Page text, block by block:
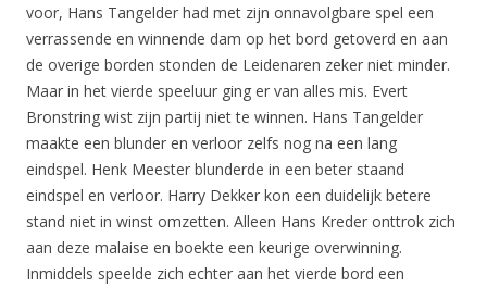
voor, Hans Tangelder had met zijn onnavolgbare spel een
verrassende en winnende dam op het bord getoverd en aan
de overige borden stonden de Leidenaren zeker niet minder.
Maar in het vierde speeluur ging er van alles mis. Evert
Bronstring wist zijn partij niet te winnen. Hans Tangelder
maakte een blunder en verloor zelfs nog na een lang
eindspel. Henk Meester blunderde in een beter staand
eindspel en verloor. Harry Dekker kon een duidelijk betere
stand niet in winst omzetten. Alleen Hans Kreder onttrok zich
aan deze malaise en boekte een keurige overwinning.
Inmiddels speelde zich echter aan het vierde bord een